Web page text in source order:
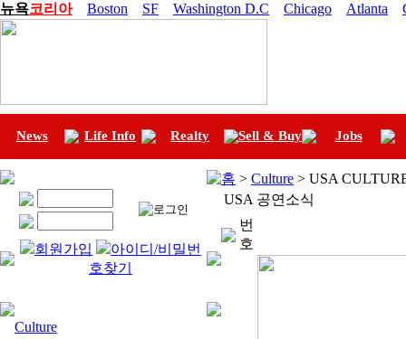
뉴욕코리아 Boston SF Washington D.C Chicago Atlanta
News Life Info Realty Sell & Buy Jobs
회원가입
아이디/비밀번
호찾기
Culture
홈 > Culture > USA
USA 공연소식
번
호